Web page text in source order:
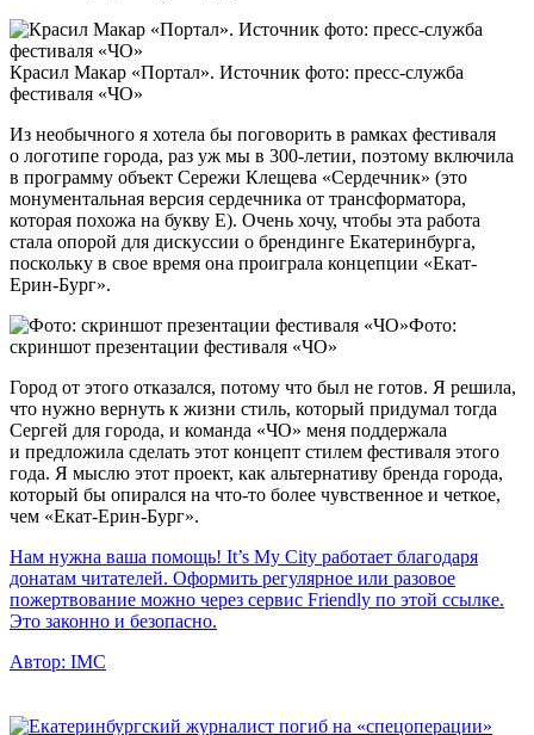
Красил Макар «Портал». Источник фото: пресс-служба
фестиваля «ЧО»
Из необычного я хотела бы поговорить в рамках фестиваля
о логотипе города, раз уж мы в 300-летии, поэтому включила
в программу объект Сережи Клещева «Сердечник» (это
монументальная версия сердечника от трансформатора,
которая похожа на букву Е). Очень хочу, чтобы эта работа
стала опорой для дискуссии о брендинге Екатеринбурга,
поскольку в свое время она проиграла концепции «Екат-
Ерин-Бург».
Фото:
скриншот презентации фестиваля «ЧО»
Город от этого отказался, потому что был не готов. Я решила,
что нужно вернуть к жизни стиль, который придумал тогда
Сергей для города, и команда «ЧО» меня поддержала
и предложила сделать этот концепт стилем фестиваля этого
года. Я мыслю этот проект, как альтернативу бренда города,
который бы опирался на что-то более чувственное и четкое,
чем «Екат-Ерин-Бург».
Нам нужна ваша помощь! It’s My City работает благодаря
донатам читателей. Оформить регулярное или разовое
пожертвование можно через сервис Friendly по этой ссылке.
Это законно и безопасно.
Автор: IMC